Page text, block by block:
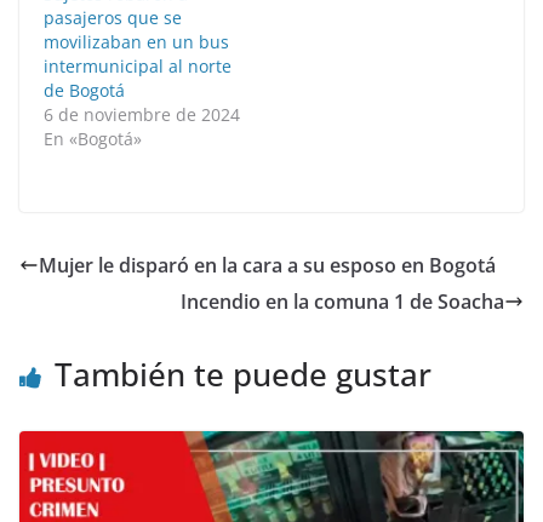
pasajeros que se
movilizaban en un bus
intermunicipal al norte
de Bogotá
6 de noviembre de 2024
En «Bogotá»
Mujer le disparó en la cara a su esposo en Bogotá
Incendio en la comuna 1 de Soacha
También te puede gustar